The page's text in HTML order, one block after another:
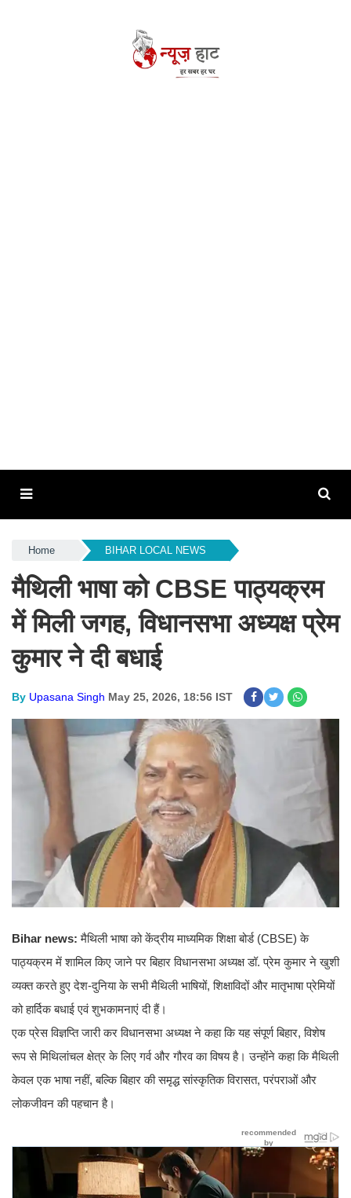
Home BIHAR LOCAL NEWS
मैथिली भाषा को CBSE पाठ्यक्रम
में मिली जगह, विधानसभा अध्यक्ष प्रेम
कुमार ने दी बधाई
By Upasana Singh May 25, 2026, 18:56 IST
Bihar news:मैथिली भाषा को केंद्रीय माध्यमिक शिक्षा बोर्ड (CBSE) के
पाठ्यक्रम में शामिल किए जाने पर बिहार विधानसभा अध्यक्ष डॉ. प्रेम कुमार ने खुशी
व्यक्त करते हुए देश-दुनिया के सभी मैथिली भाषियों, शिक्षाविदों और मातृभाषा प्रेमियों
को हार्दिक बधाई एवं शुभकामनाएं दी हैं।
एक प्रेस विज्ञप्ति जारी कर विधानसभा अध्यक्ष ने कहा कि यह संपूर्ण बिहार, विशेष
रूप से मिथिलांचल क्षेत्र के लिए गर्व और गौरव का विषय है। उन्होंने कहा कि मैथिली
केवल एक भाषा नहीं, बल्कि बिहार की समृद्ध सांस्कृतिक विरासत, परंपराओं और
लोकजीवन की पहचान है।